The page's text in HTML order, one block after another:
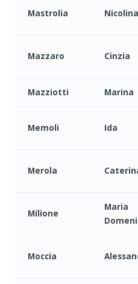
Mastrolia Nicolina
Mazzaro Cinzia
Mazziotti Marina
Memoli Ida
Merola
Milione
Maria
Moccia